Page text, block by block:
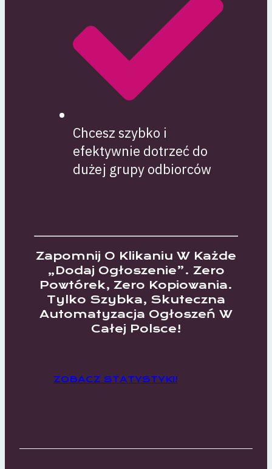
Chcesz szybko i
efektywnie dotrzeć do
dużej grupy odbiorców
Zapomnij O Klikaniu W Każde
„dodaj Ogłoszenie”. Zero
Powtórek, Zero Kopiowania.
Tylko Szybka, Skuteczna
Automatyzacja Ogłoszeń W
Całej Polsce!
ZOBACZ STATYSTYKI!